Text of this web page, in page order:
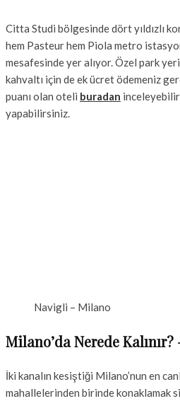
Citta Studi bölgesinde dört yıldızlı
hem Pasteur hem Piola metro
mesafesinde yer alıyor. Özel park
kahvaltı için de ek ücret ödemeniz
puanı olan oteli buradan
yapabilirsiniz.
Navigli – Milano
Milano’da Nerede
İki kanalın kesiştiği Milano’nun en
mahallelerinden birinde konaklamak